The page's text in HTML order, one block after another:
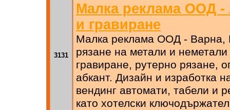
3131
Малка реклама ООД -
и гравиране
Малка реклама ООД - Варна,
рязане на метали и
гравиране, рутерно рязане,
абкант. Дизайн и изработка
вендинг автомати, табели и
като хотелски